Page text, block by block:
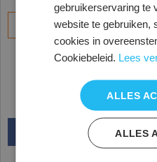
Bestel
gebruikerservaring te
website te gebruiken,
cookies in
Cookiebeleid. Lees
ALLES
ALLES